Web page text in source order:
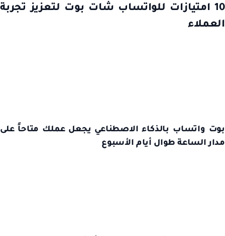
10 امتيازات للواتساب شات بوت لتعزيز تجربة
العملاء
بوت واتساب بالذكاء الاصطناعي يجعل عملك متاحاً على
مدار الساعة طوال أيام الأسبوع